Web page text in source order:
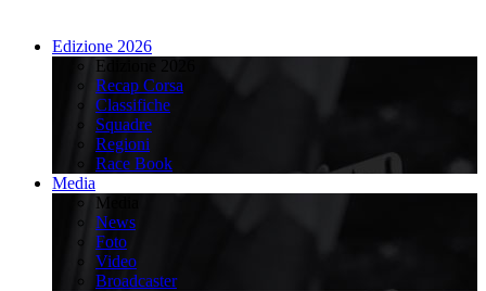
Edizione 2026
Edizione 2026
Recap Corsa
Classifiche
Squadre
Regioni
Race Book
Media
Media
News
Foto
Video
Broadcaster